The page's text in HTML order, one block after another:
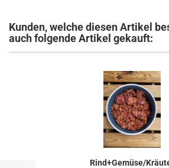
Kunden, welche diesen Artikel
auch folgende Artikel gekauft:
Rind+Gemüse/